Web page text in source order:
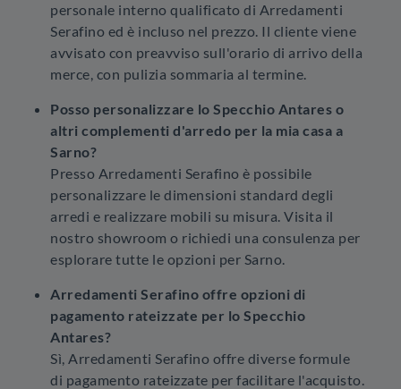
personale interno qualificato di Arredamenti
Serafino ed è incluso nel prezzo. Il cliente viene
avvisato con preavviso sull'orario di arrivo della
merce, con pulizia sommaria al termine.
Posso personalizzare lo Specchio Antares o
altri complementi d'arredo per la mia casa a
Sarno?
Presso Arredamenti Serafino è possibile
personalizzare le dimensioni standard degli
arredi e realizzare mobili su misura. Visita il
nostro showroom o richiedi una consulenza per
esplorare tutte le opzioni per Sarno.
Arredamenti Serafino offre opzioni di
pagamento rateizzate per lo Specchio
Antares?
Sì, Arredamenti Serafino offre diverse formule
di pagamento rateizzate per facilitare l'acquisto.